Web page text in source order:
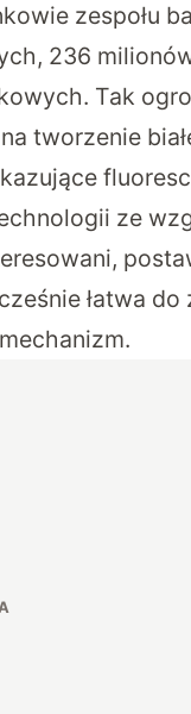
zespołu
236
Tak
tworzenie
ze
łatwa do